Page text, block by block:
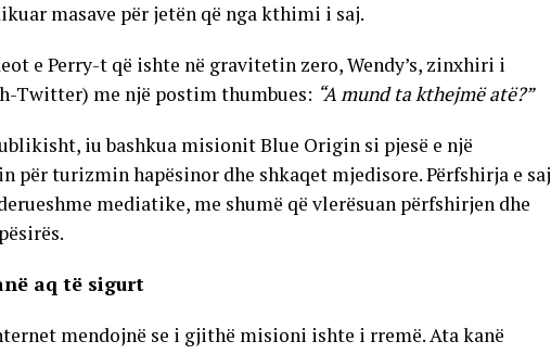
masave për jetën që nga kthimi i saj.
e Perry-t që ishte në gravitetin zero, Wendy’s, zinxhiri i
Twitter) me një postim thumbues: “A mund ta kthejmë atë?”
iu bashkua misionit Blue Origin si pjesë e një
për turizmin hapësinor dhe shkaqet mjedisore. Përfshirja e saj
mediatike, me shumë që vlerësuan përfshirjen dhe
aq të sigurt
mendojnë se i gjithë misioni ishte i rremë. Ata kanë